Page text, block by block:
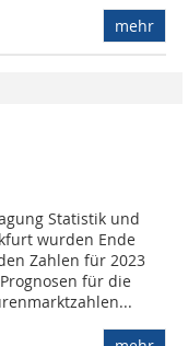
mehr
Statistik und
wurden Ende
Zahlen für 2023
für die